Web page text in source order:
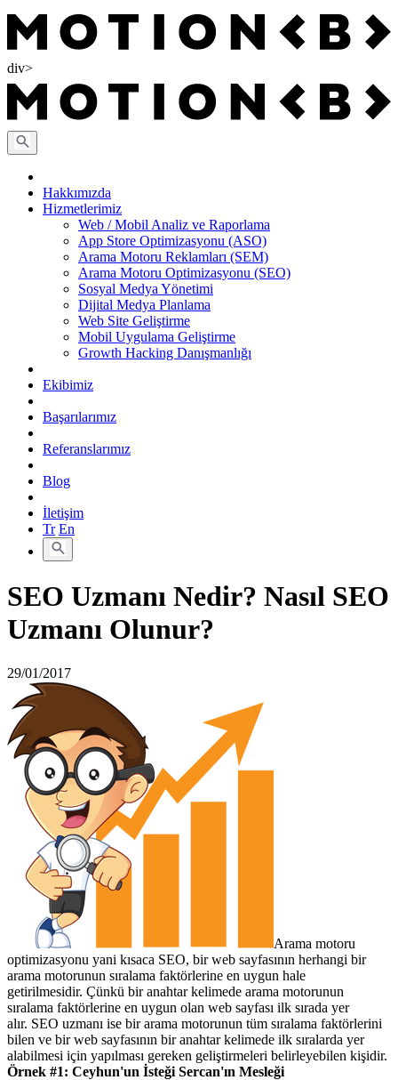
div>
Hakkımızda
Hizmetlerimiz
Web / Mobil Analiz ve Raporlama
App Store Optimizasyonu (ASO)
Arama Motoru Reklamları (SEM)
Arama Motoru Optimizasyonu (SEO)
Sosyal Medya Yönetimi
Dijital Medya Planlama
Web Site Geliştirme
Mobil Uygulama Geliştirme
Growth Hacking Danışmanlığı
Ekibimiz
Başarılarımız
Referanslarımız
Blog
İletişim
Tr En
SEO Uzmanı Nedir? Nasıl SEO
Uzmanı Olunur?
29/01/2017
Arama motoru
optimizasyonu yani kısaca SEO, bir web sayfasının herhangi bir
arama motorunun sıralama faktörlerine en uygun hale
getirilmesidir. Çünkü bir anahtar kelimede arama motorunun
sıralama faktörlerine en uygun olan web sayfası ilk sırada yer
alır. SEO uzmanı ise bir arama motorunun tüm sıralama faktörlerini
bilen ve bir web sayfasının bir anahtar kelimede ilk sıralarda yer
alabilmesi için yapılması gereken geliştirmeleri belirleyebilen kişidir.
Örnek #1: Ceyhun'un İsteği Sercan'ın Mesleği